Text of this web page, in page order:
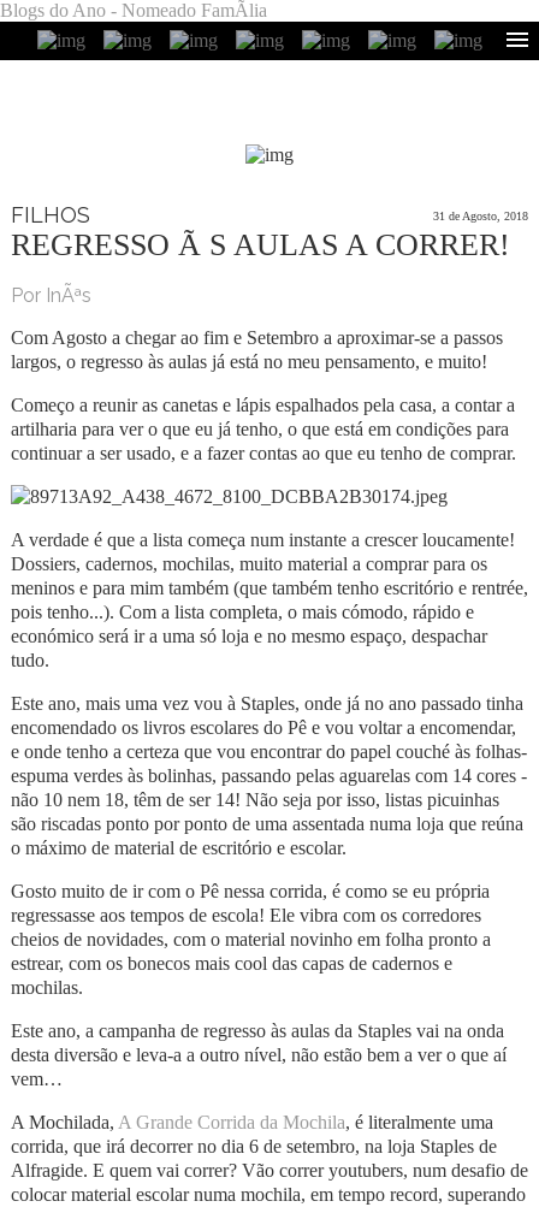
Blogs do Ano - Nomeado FamÃ­lia
FILHOS 31 de Agosto, 2018
REGRESSO Ã S AULAS A CORRER!
Por InÃªs
Com Agosto a chegar ao fim e Setembro a aproximar-se a passos
largos, o regresso às aulas já está no meu pensamento, e muito!
Começo a reunir as canetas e lápis espalhados pela casa, a contar a
artilharia para ver o que eu já tenho, o que está em condições para
continuar a ser usado, e a fazer contas ao que eu tenho de comprar.
A verdade é que a lista começa num instante a crescer loucamente!
Dossiers, cadernos, mochilas, muito material a comprar para os
meninos e para mim também (que também tenho escritório e rentrée,
pois tenho...). Com a lista completa, o mais cómodo, rápido e
económico será ir a uma só loja e no mesmo espaço, despachar
tudo.
Este ano, mais uma vez vou à Staples, onde já no ano passado tinha
encomendado os livros escolares do Pê e vou voltar a encomendar,
e onde tenho a certeza que vou encontrar do papel couché às folhas-
espuma verdes às bolinhas, passando pelas aguarelas com 14 cores -
não 10 nem 18, têm de ser 14! Não seja por isso, listas picuinhas
são riscadas ponto por ponto de uma assentada numa loja que reúna
o máximo de material de escritório e escolar.
Gosto muito de ir com o Pê nessa corrida, é como se eu própria
regressasse aos tempos de escola! Ele vibra com os corredores
cheios de novidades, com o material novinho em folha pronto a
estrear, com os bonecos mais cool das capas de cadernos e
mochilas.
Este ano, a campanha de regresso às aulas da Staples vai na onda
desta diversão e leva-a a outro nível, não estão bem a ver o que aí
vem…
A Mochilada, A Grande Corrida da Mochila, é literalmente uma
corrida, que irá decorrer no dia 6 de setembro, na loja Staples de
Alfragide. E quem vai correr? Vão correr youtubers, num desafio de
colocar material escolar numa mochila, em tempo record, superando